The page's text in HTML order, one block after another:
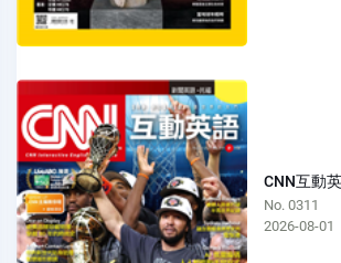
CNN互動
No. 0311
2026-08-01